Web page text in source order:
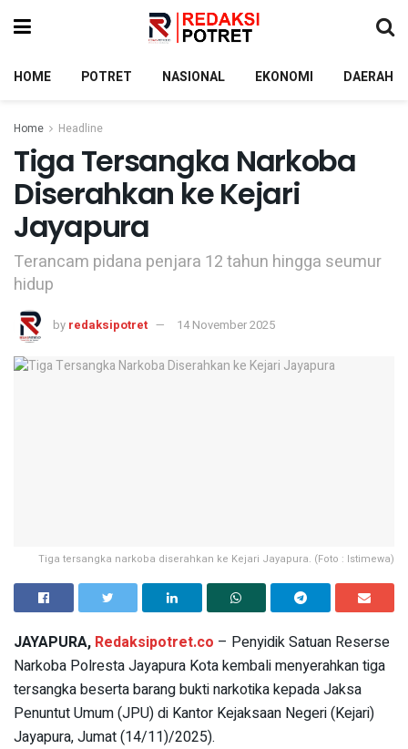
HOME POTRET NASIONAL EKONOMI DAERAH
Home Headline
Tiga Tersangka Narkoba
Diserahkan ke Kejari
Jayapura
Terancam pidana penjara 12 tahun hingga seumur
hidup
by redaksipotret 14 November 2025
Tiga tersangka narkoba diserahkan ke Kejari Jayapura. (Foto : Istimewa)
JAYAPURA, Redaksipotret.co – Penyidik Satuan Reserse
Narkoba Polresta Jayapura Kota kembali menyerahkan tiga
tersangka beserta barang bukti narkotika kepada Jaksa
Penuntut Umum (JPU) di Kantor Kejaksaan Negeri (Kejari)
Jayapura, Jumat (14/11)/2025).